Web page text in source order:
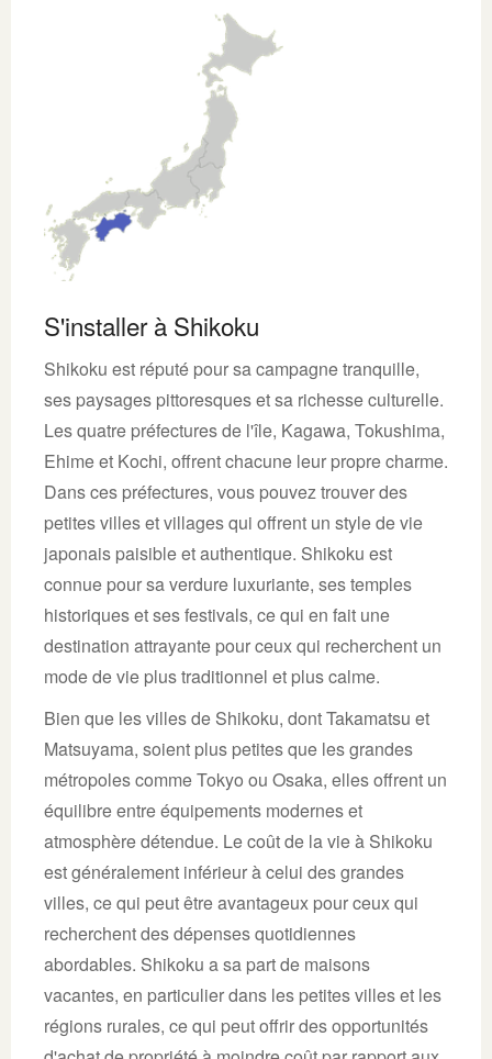
S'installer à Shikoku
Shikoku est réputé pour sa campagne tranquille,
ses paysages pittoresques et sa richesse culturelle.
Les quatre préfectures de l'île, Kagawa, Tokushima,
Ehime et Kochi, offrent chacune leur propre charme.
Dans ces préfectures, vous pouvez trouver des
petites villes et villages qui offrent un style de vie
japonais paisible et authentique. Shikoku est
connue pour sa verdure luxuriante, ses temples
historiques et ses festivals, ce qui en fait une
destination attrayante pour ceux qui recherchent un
mode de vie plus traditionnel et plus calme.
Bien que les villes de Shikoku, dont Takamatsu et
Matsuyama, soient plus petites que les grandes
métropoles comme Tokyo ou Osaka, elles offrent un
équilibre entre équipements modernes et
atmosphère détendue. Le coût de la vie à Shikoku
est généralement inférieur à celui des grandes
villes, ce qui peut être avantageux pour ceux qui
recherchent des dépenses quotidiennes
abordables. Shikoku a sa part de maisons
vacantes, en particulier dans les petites villes et les
régions rurales, ce qui peut offrir des opportunités